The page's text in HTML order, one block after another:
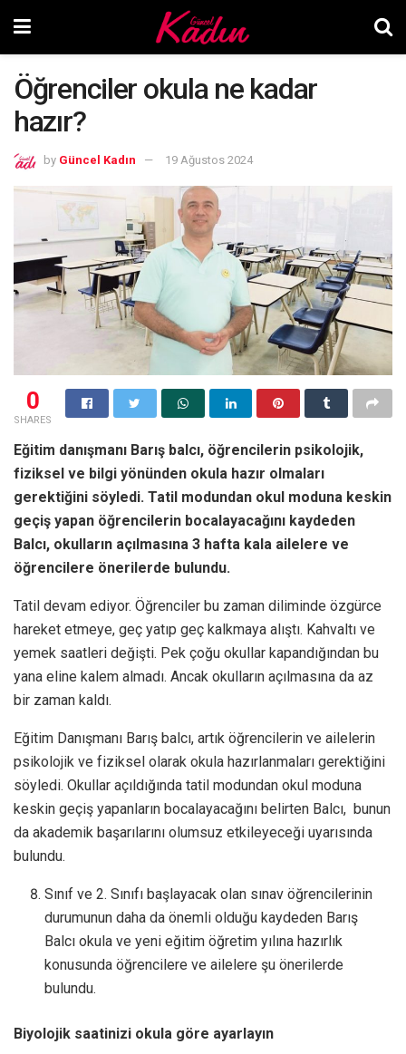
Öğrenciler okula ne kadar
hazır?
by Güncel Kadın 19 Ağustos 2024
0
SHARES
Eğitim danışmanı Barış balcı, öğrencilerin psikolojik,
fiziksel ve bilgi yönünden okula hazır olmaları
gerektiğini söyledi. Tatil modundan okul moduna keskin
geçiş yapan öğrencilerin bocalayacağını kaydeden
Balcı, okulların açılmasına 3 hafta kala ailelere ve
öğrencilere önerilerde bulundu.
Tatil devam ediyor. Öğrenciler bu zaman diliminde özgürce
hareket etmeye, geç yatıp geç kalkmaya alıştı. Kahvaltı ve
yemek saatleri değişti. Pek çoğu okullar kapandığından bu
yana eline kalem almadı. Ancak okulların açılmasına da az
bir zaman kaldı.
Eğitim Danışmanı Barış balcı, artık öğrencilerin ve ailelerin
psikolojik ve fiziksel olarak okula hazırlanmaları gerektiğini
söyledi. Okullar açıldığında tatil modundan okul moduna
keskin geçiş yapanların bocalayacağını belirten Balcı, bunun
da akademik başarılarını olumsuz etkileyeceği uyarısında
bulundu.
Sınıf ve 2. Sınıfı başlayacak olan sınav öğrencilerinin
durumunun daha da önemli olduğu kaydeden Barış
Balcı okula ve yeni eğitim öğretim yılına hazırlık
konusunda öğrencilere ve ailelere şu önerilerde
bulundu.
Biyolojik saatinizi okula göre ayarlayın